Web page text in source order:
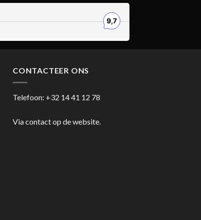
CONTACTEER ONS
Telefoon: +32 14 41 12 78
Via contact op de website.